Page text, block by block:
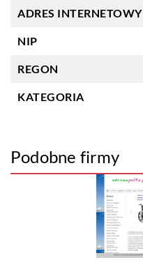
ADRES INTERNETOWY
NIP
REGON
KATEGORIA
Podobne firmy